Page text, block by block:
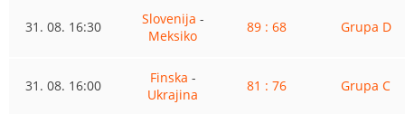
31. 08. 16:30 Slovenija -
Meksiko
89 : 68 Grupa D
31. 08. 16:00 Finska -
Ukrajina
81 : 76 Grupa C